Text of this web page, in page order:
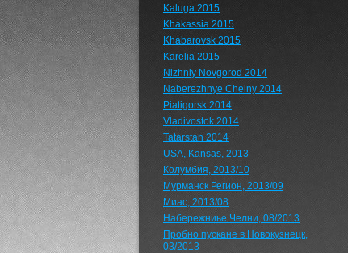
Kaluga 2015
Khakassia 2015
Khabarovsk 2015
Karelia 2015
Nizhniy Novgorod 2014
Naberezhnye Chelny 2014
Piatigorsk 2014
Vladivostok 2014
Tatarstan 2014
USA, Kansas, 2013
Колумбия, 2013/10
Мурманск Регион, 2013/09
Миас, 2013/08
Набережниье Челни, 08/2013
Пробно пускане в Новокузнецк,
03/2013